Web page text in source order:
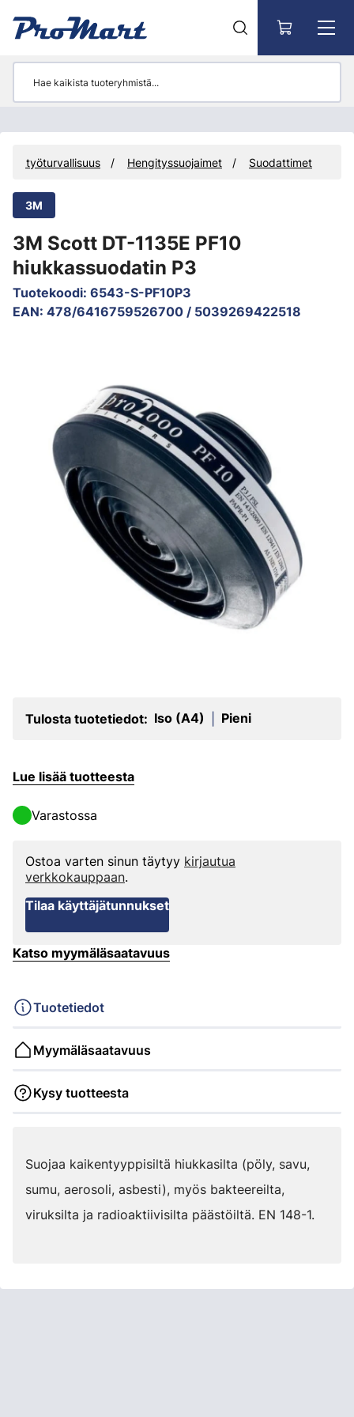
ja työturvallisuus Hengityssuojaimet Suodattimet
3M
3M Scott DT-1135E PF10
hiukkassuodatin P3
Tuotekoodi: 6543-S-PF10P3
EAN: 478/6416759526700 / 5039269422518
Tulosta tuotetiedot: Iso (A4) Pieni
Lue lisää tuotteesta
Varastossa
Ostoa varten sinun täytyy kirjautua
verkkokauppaan.
Tilaa käyttäjätunnukset
Katso myymäläsaatavuus
Tuotetiedot
Myymäläsaatavuus
Kysy tuotteesta
Suojaa kaikentyyppisiltä hiukkasilta (pöly, savu,
sumu, aerosoli, asbesti), myös bakteereilta,
viruksilta ja radioaktiivisilta päästöiltä. EN 148-1.